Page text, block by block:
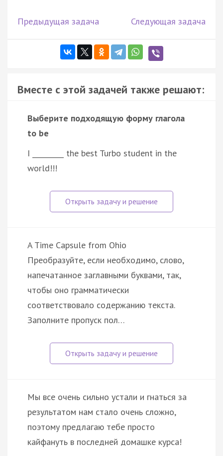
Предыдущая задача Следующая задача
Вместе с этой задачей также решают:
Выберите подходящую форму глагола
to be
I _________ the best Turbo student in the
world!!!
A Time Capsule from Ohio
Преобразуйте, если необходимо, слово,
напечатанное заглавными буквами, так,
чтобы оно грамматически
соответствовало содержанию текста.
Заполните пропуск пол…
Мы все очень сильно устали и гнаться за
результатом нам стало очень сложно,
поэтому предлагаю тебе просто
кайфануть в последней домашке курса!